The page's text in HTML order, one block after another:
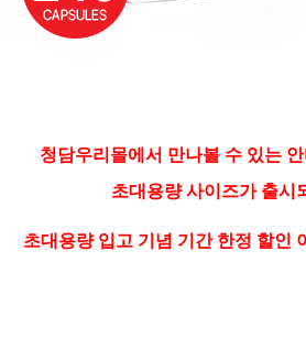
청담우리몰에서 만나볼 수 있는
초대용량 사이즈가 출시
초대용량 입고 기념 기간 한정 할인